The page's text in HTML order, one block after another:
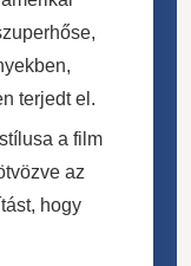
terjedt el.
a film
az
hogy